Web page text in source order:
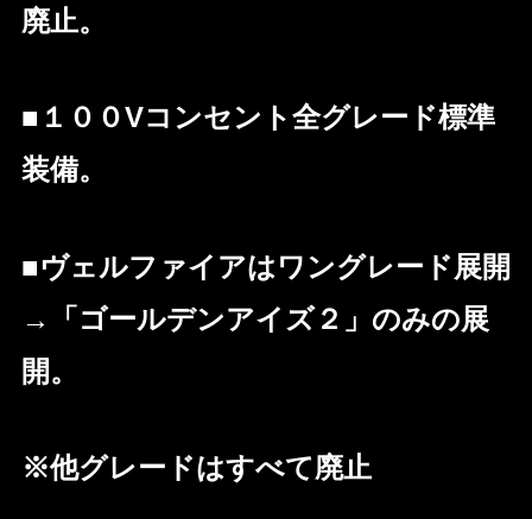
廃止。
■１００Vコンセント全グレード標準
装備。
■ヴェルファイアはワングレード展開
→「ゴールデンアイズ２」のみの展
開。
※他グレードはすべて廃止